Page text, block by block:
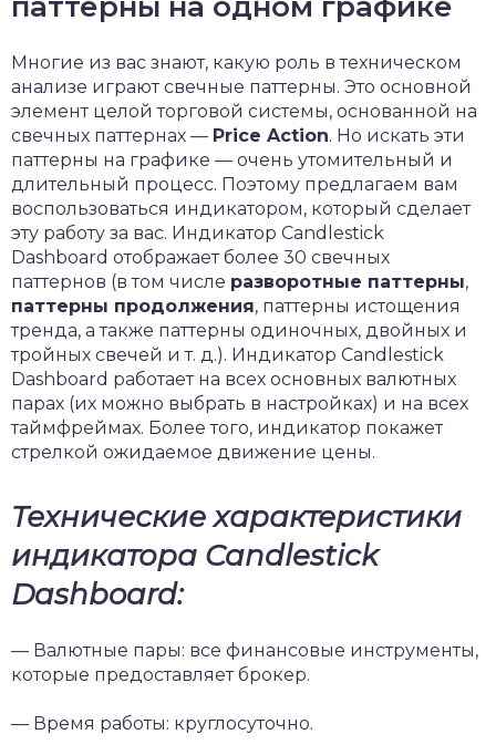
Многие из вас знают, какую роль в техническом
анализе играют свечные паттерны. Это основной
элемент целой торговой системы, основанной на
свечных паттернах — Price Action. Но искать эти
паттерны на графике — очень утомительный и
длительный процесс. Поэтому предлагаем вам
воспользоваться индикатором, который сделает
эту работу за вас. Индикатор Candlestick
Dashboard отображает более 30 свечных
паттернов (в том числе разворотные паттерны,
паттерны продолжения, паттерны истощения
тренда, а также паттерны одиночных, двойных и
тройных свечей и т. д.). Индикатор Candlestick
Dashboard работает на всех основных валютных
парах (их можно выбрать в настройках) и на всех
таймфреймах. Более того, индикатор покажет
стрелкой ожидаемое движение цены.
Технические характеристики
индикатора Candlestick
Dashboard:
— Валютные пары: все финансовые инструменты,
которые предоставляет брокер.
— Время работы: круглосуточно.